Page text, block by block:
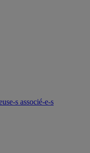
s associé-e-s